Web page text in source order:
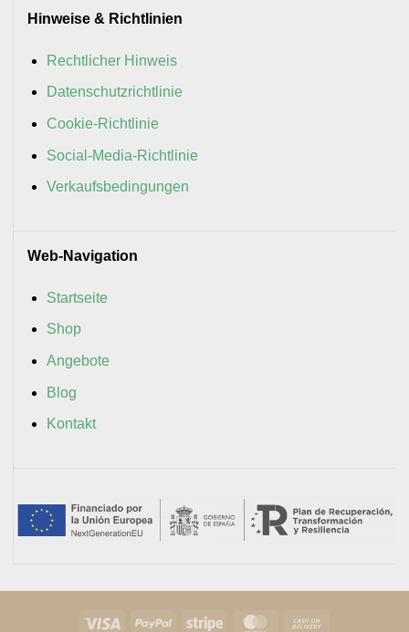
Hinweise & Richtlinien
Rechtlicher Hinweis
Datenschutzrichtlinie
Cookie-Richtlinie
Social-Media-Richtlinie
Verkaufsbedingungen
Web-Navigation
Startseite
Shop
Angebote
Blog
Kontakt
Visa PayPal Stripe MasterCard